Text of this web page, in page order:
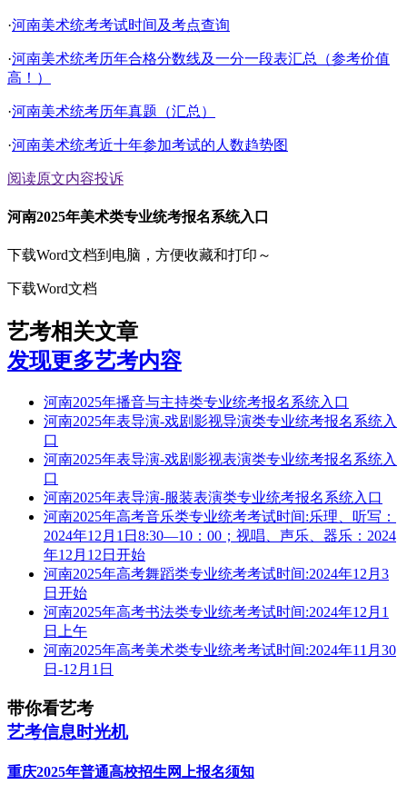
·河南美术统考考试时间及考点查询
·河南美术统考历年合格分数线及一分一段表汇总（参考价值
高！）
·河南美术统考历年真题（汇总）
·河南美术统考近十年参加考试的人数趋势图
阅读原文内容投诉
河南2025年美术类专业统考报名系统入口
下载Word文档到电脑，方便收藏和打印～
下载Word文档
艺考相关文章
发现更多艺考内容
河南2025年播音与主持类专业统考报名系统入口
河南2025年表导演-戏剧影视导演类专业统考报名系统入
口
河南2025年表导演-戏剧影视表演类专业统考报名系统入
口
河南2025年表导演-服装表演类专业统考报名系统入口
河南2025年高考音乐类专业统考考试时间:乐理、听写：
2024年12月1日8:30—10：00；视唱、声乐、器乐：2024
年12月12日开始
河南2025年高考舞蹈类专业统考考试时间:2024年12月3
日开始
河南2025年高考书法类专业统考考试时间:2024年12月1
日上午
河南2025年高考美术类专业统考考试时间:2024年11月30
日-12月1日
带你看艺考
艺考信息时光机
重庆2025年普通高校招生网上报名须知